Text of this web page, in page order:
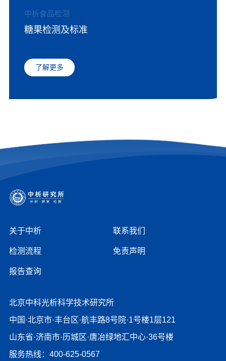
中析食品检测
糖果检测及标准
了解更多
关于中析 联系我们
检测流程 免责声明
报告查询
北京中科光析科学技术研究所
中国·北京市·丰台区·航丰路8号院·1号楼1层121
山东省·济南市·历城区·唐冶绿地汇中心·36号楼
服务热线：400-625-0567